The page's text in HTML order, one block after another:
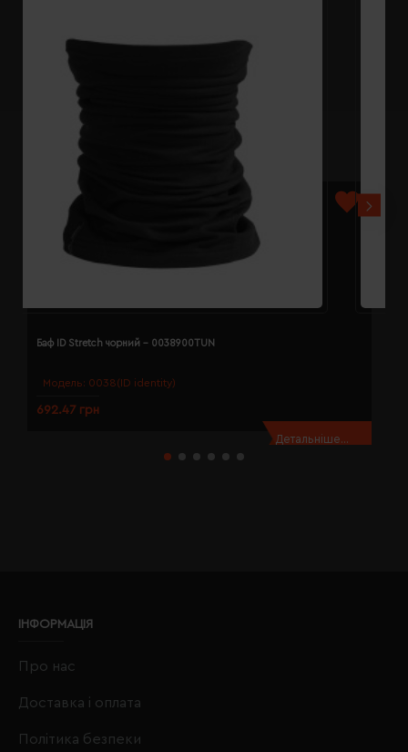
Модель: 0038(ID identity)
Баф ID Stretch чорний - 0038900TUN
692.47 грн
Детальніше...
ІНФОРМАЦІЯ
Про нас
Доставка і оплата
Політика безпеки